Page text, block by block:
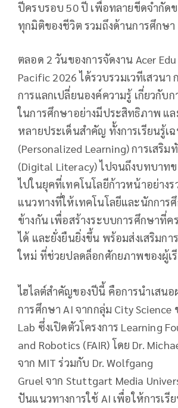
ปีครบรอบ 50 ปี เพื่อทลายขีดจำกัด
ทุกมิติของชีวิต รวมถึงด้านการศึกษา
ตลอด 2 วันของการจัดงาน Acer
Pacific 2026 ได้รวบรวมเวทีเสวนา
การแลกเปลี่ยนองค์ความรู้ เกี่ยวกับก
ในการศึกษาอย่างมีประสิทธิภาพ แ
หลายประเด็นสำคัญ ทั้งการเรียนรู้เ
(Personalized Learning) การเสริ
(Digital Literacy) ไปจนถึงบทบาท
ไปในยุคที่เทคโนโลยีก้าวหน้าอย่างร
แนวทางที่ให้เทคโนโลยีและนักการ
ข้างกัน เพื่อสร้างระบบการศึกษาที่
ได้ และยั่งยืนยิ่งขึ้น พร้อมส่งเสริมก
ใหม่ ที่ช่วยปลดล็อกศักยภาพของผู้เ
ไฮไลต์สำคัญของปีนี้ คือการนำเสน
การศึกษา AI จากกลุ่ม City Science
Lab ซึ่งเปิดตัวโครงการ Learning
and Robotics (FAIR) โดย Dr.
จาก MIT ร่วมกับ Dr. Wolfgang
Gruel จาก Stuttgart Media
ปันแนวทางการใช้ AI เพื่อให้การเรี